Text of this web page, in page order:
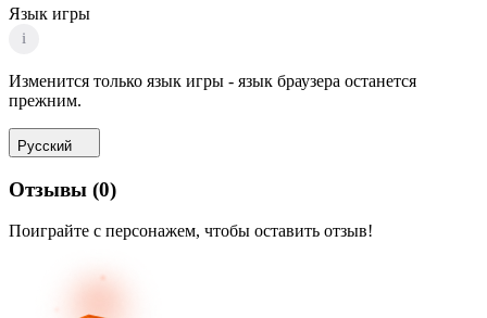
Язык игры
i
Изменится только язык игры - язык браузера останется
прежним.
Русский
Отзывы (0)
Поиграйте с персонажем, чтобы оставить отзыв!